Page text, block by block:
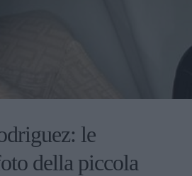
le
della piccola